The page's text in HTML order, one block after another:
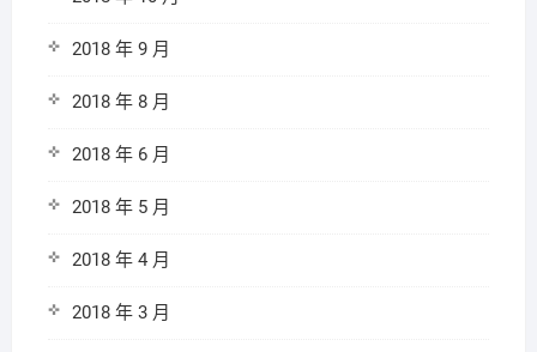
2018 年 9 月
2018 年 8 月
2018 年 6 月
2018 年 5 月
2018 年 4 月
2018 年 3 月